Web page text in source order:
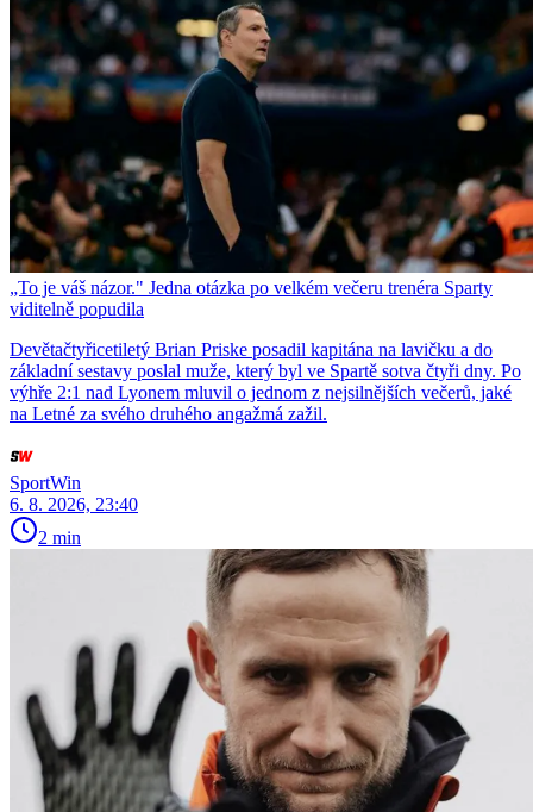
„To je váš názor." Jedna otázka po velkém večeru trenéra Sparty
viditelně popudila
Devětačtyřicetiletý Brian Priske posadil kapitána na lavičku a do
základní sestavy poslal muže, který byl ve Spartě sotva čtyři dny. Po
výhře 2:1 nad Lyonem mluvil o jednom z nejsilnějších večerů, jaké
na Letné za svého druhého angažmá zažil.
SportWin
6. 8. 2026, 23:40
2 min